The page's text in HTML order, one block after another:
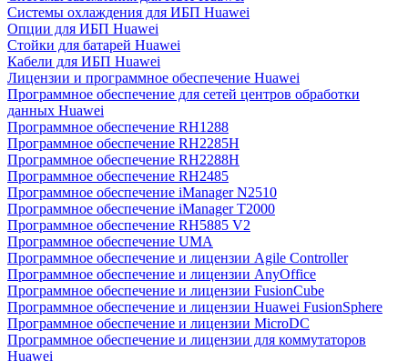
Системы охлаждения для ИБП Huawei
Опции для ИБП Huawei
Стойки для батарей Huawei
Кабели для ИБП Huawei
Лицензии и программное обеспечение Huawei
Программное обеспечение для сетей центров обработки
данных Huawei
Программное обеспечение RH1288
Программное обеспечение RH2285H
Программное обеспечение RH2288H
Программное обеспечение RH2485
Программное обеспечение iManager N2510
Программное обеспечение iManager T2000
Программное обеспечение RH5885 V2
Программное обеспечение UMA
Программное обеспечение и лицензии Agile Controller
Программное обеспечение и лицензии AnyOffice
Программное обеспечение и лицензии FusionCube
Программное обеспечение и лицензии Huawei FusionSphere
Программное обеспечение и лицензии MicroDC
Программное обеспечение и лицензии для коммутаторов
Huawei